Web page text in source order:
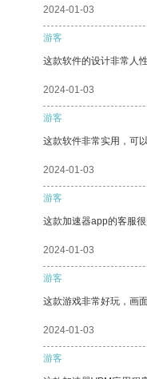
2024-01-03
游客
这款软件的设计非常人
2024-01-03
游客
这款软件非常实用，可
2024-01-03
游客
这款加速器app的客服
2024-01-03
游客
这款游戏非常好玩，画
2024-01-03
游客